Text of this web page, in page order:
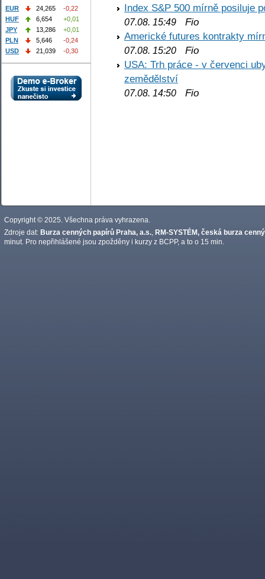
Index S&P 500 mírně posiluje
07.08. 15:49 Fio
Americké futures kontrakty
07.08. 15:20 Fio
USA: Trh práce - v červenci
zemědělství
07.08. 14:50 Fio
EUR 24,265
-0,22
HUF
6,654
+0,01
JPY
13,286
+0,01
PLN
5,646
-0,24
USD
21,039 -0,30
Copyright © 2025. Všechna práva vyhrazena.
Zdroje dat: Burza cenných papírů Praha, a.s. RM-SYSTÉM, česká burza
minut. Pro nepřihlášené jsou zpožděny i kurzy z BCPP, a to o 15 min.